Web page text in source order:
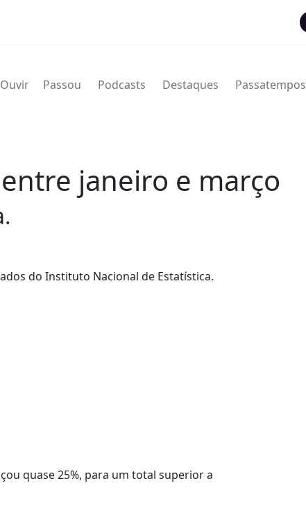
Ouvir Passou Podcasts Destaques Passatempos
janeiro e março
do Instituto Nacional de Estatística.
quase 25%, para um total superior a